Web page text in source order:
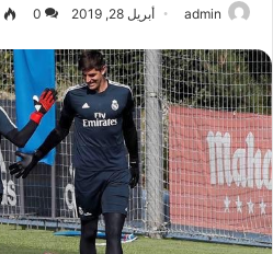
admin أبريل 28, 2019 0